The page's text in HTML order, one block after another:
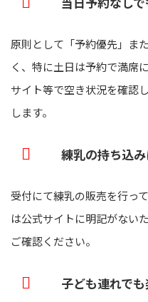
原則として「予約優先」ま
く、特に土日は予約で満席
サイト等で空き状況を確認
します。
練乳の持ち込
受付にて練乳の販売を行っ
は公式サイトに明記がない
ご確認ください。
子ども連れで